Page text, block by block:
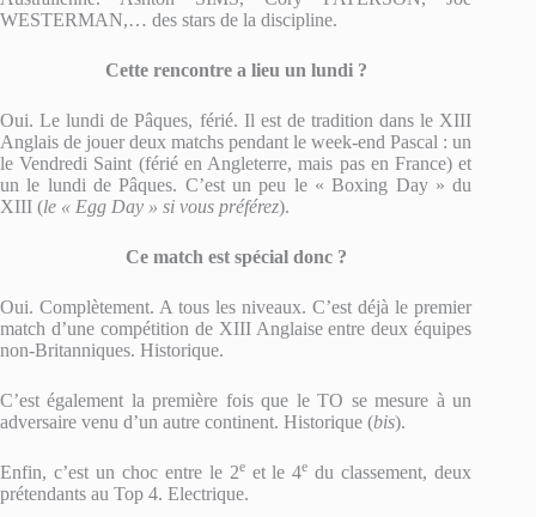
WESTERMAN,… des stars de la discipline.
Cette rencontre a lieu un lundi ?
Oui. Le lundi de Pâques, férié. Il est de tradition dans le XIII
Anglais de jouer deux matchs pendant le week-end Pascal : un
le Vendredi Saint (férié en Angleterre, mais pas en France) et
un le lundi de Pâques. C’est un peu le « Boxing Day » du
XIII (le « Egg Day » si vous préférez).
Ce match est spécial donc ?
Oui. Complètement. A tous les niveaux. C’est déjà le premier
match d’une compétition de XIII Anglaise entre deux équipes
non-Britanniques. Historique.
C’est également la première fois que le TO se mesure à un
adversaire venu d’un autre continent. Historique (bis).
Enfin, c’est un choc entre le 2eet le 4e du classement, deux
prétendants au Top 4. Electrique.